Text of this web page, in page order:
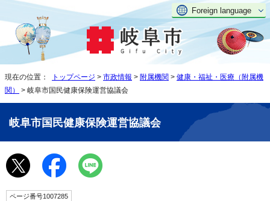
Foreign language
現在の位置： トップページ > 市政情報 > 附属機関 > 健康・福祉・医療（附属機
関）
> 岐阜市国民健康保険運営協議会
岐阜市国民健康保険運営協議会
ページ番号1007285